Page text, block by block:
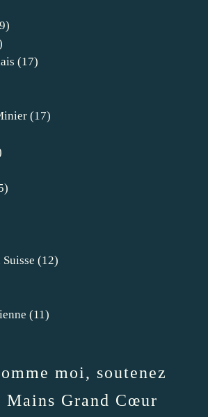
(17)
(17)
(12)
(11)
moi, soutenez
Mains Grand Cœur